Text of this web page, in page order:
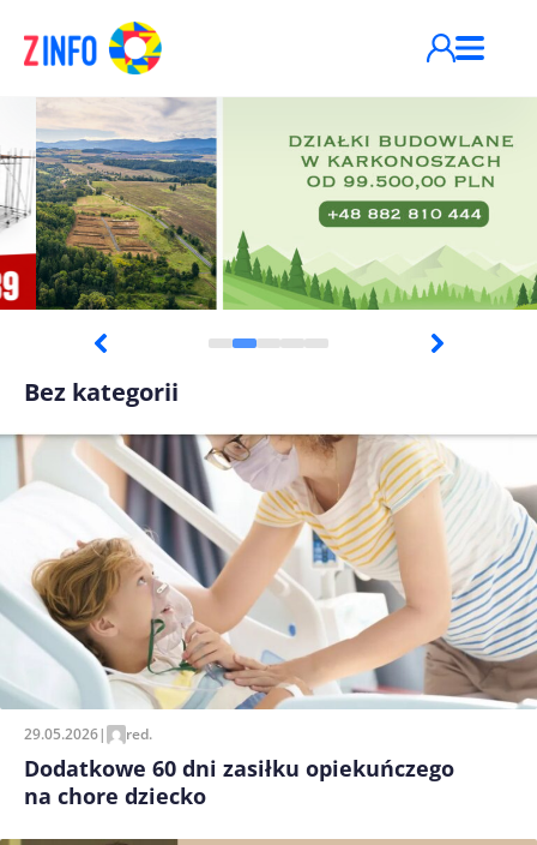
Bez kategorii
29.05.2026| red.
Dodatkowe 60 dni zasiłku opiekuńczego
na chore dziecko